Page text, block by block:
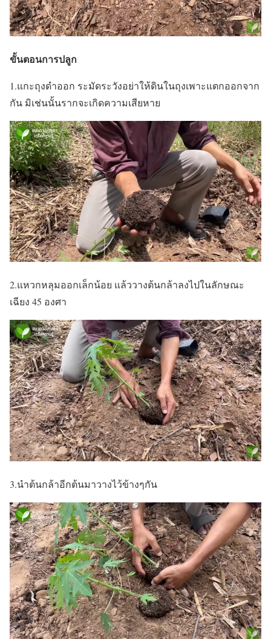
ขั้นตอนการปลูก
1.แกะถุงดำออก ระมัดระวังอย่าให้ดินในถุงเพาะแตกออกจาก
กัน มิเช่นนั้นรากจะเกิดความเสียหาย
2.แหวกหลุมออกเล็กน้อย แล้ววางต้นกล้าลงไปในลักษณะ
เฉียง 45 องศา
3.นำต้นกล้าอีกต้นมาวางไว้ข้างๆกัน